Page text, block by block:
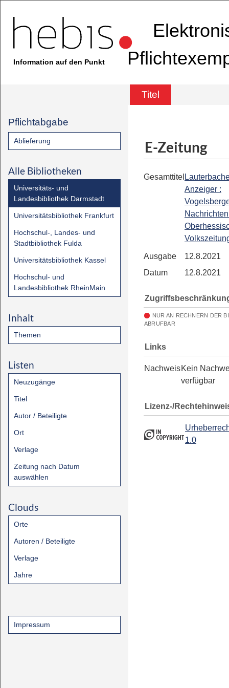
Information auf den Punkt
Titel
Pflichtabgabe
Ablieferung
Alle Bibliotheken
Universitäts- und
Landesbibliothek Darmstadt
Universitätsbibliothek Frankfurt
Hochschul-, Landes- und
Stadtbibliothek Fulda
Universitätsbibliothek Kassel
Hochschul- und
Landesbibliothek RheinMain
Inhalt
Themen
Listen
Neuzugänge
Titel
Autor / Beteiligte
Ort
Verlage
Zeitung nach Datum
auswählen
Clouds
Orte
Autoren / Beteiligte
Verlage
Jahre
Impressum
E-Zeitung
Gesamttitel
Anzeiger :
Ausgabe
12.8.2021
Datum
12.8.2021
NUR AN RECHNERN DER
ABRUFBAR
Links
NachweisKein
verfügbar
Lizenz-/
1.0